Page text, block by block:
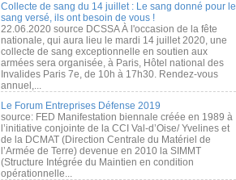
Collecte de sang du 14 juillet : Le sang donné pour le
sang versé, ils ont besoin de vous !
22.06.2020 source DCSSA À l'occasion de la fête
nationale, qui aura lieu le mardi 14 juillet 2020, une
collecte de sang exceptionnelle en soutien aux
armées sera organisée, à Paris, Hôtel national des
Invalides Paris 7e, de 10h à 17h30. Rendez-vous
annuel,...
Le Forum Entreprises Défense 2019
source: FED Manifestation biennale créée en 1989 à
l’initiative conjointe de la CCI Val-d’Oise/ Yvelines et
de la DCMAT (Direction Centrale du Matériel de
l’Armée de Terre) devenue en 2010 la SIMMT
(Structure Intégrée du Maintien en condition
opérationnelle...